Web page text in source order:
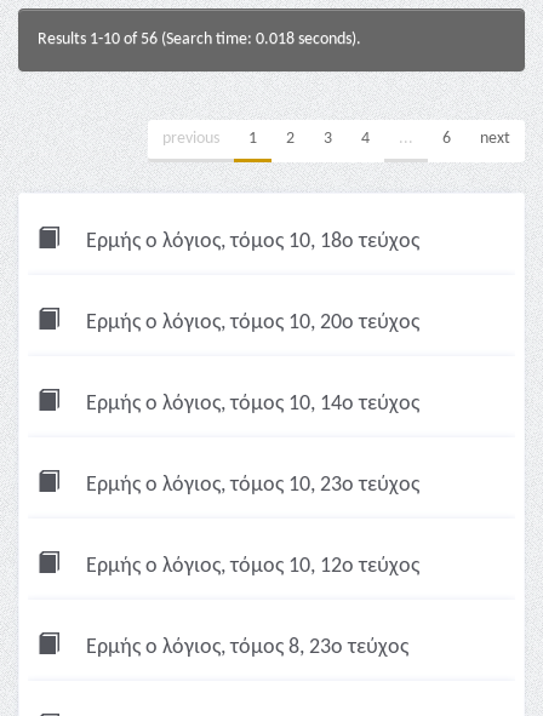
Results 1-10 of 56 (Search time: 0.018 seconds).
previous 1 2 3 4 ... 6 next
Ερμής ο λόγιος, τόμος 10, 18ο τεύχος
Ερμής ο λόγιος, τόμος 10, 20ο τεύχος
Ερμής ο λόγιος, τόμος 10, 14ο τεύχος
Ερμής ο λόγιος, τόμος 10, 23ο τεύχος
Ερμής ο λόγιος, τόμος 10, 12ο τεύχος
Ερμής ο λόγιος, τόμος 8, 23ο τεύχος